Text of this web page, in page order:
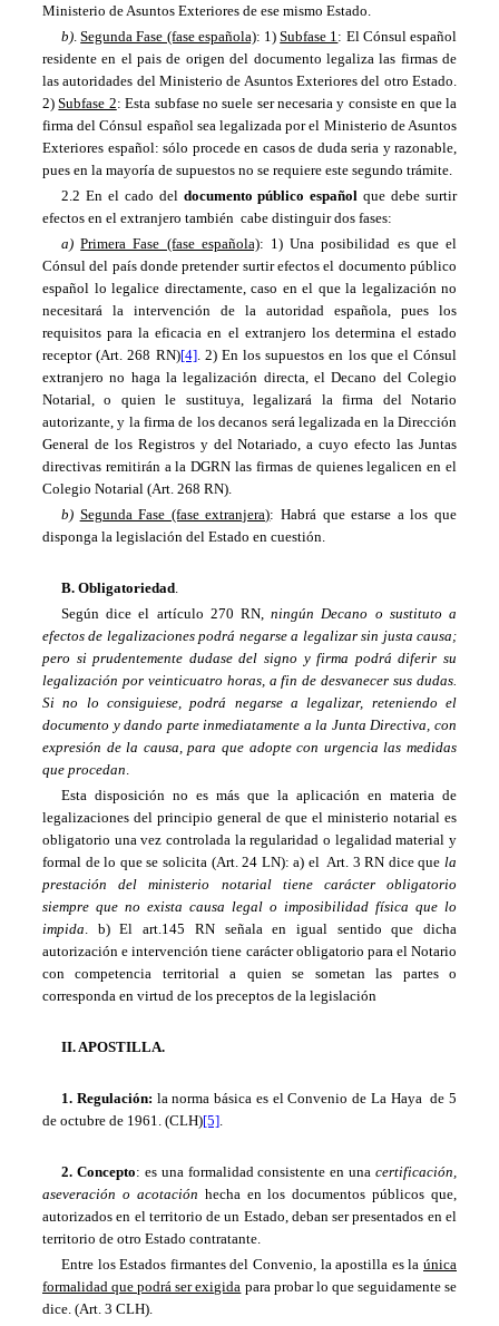
Ministerio de Asuntos Exteriores de ese mismo Estado.
b).Segunda Fase (fase española): 1)Subfase 1: El Cónsul español
residente en el pais de origen del documento legaliza las firmas de
las autoridades del Ministerio de Asuntos Exteriores del otro Estado.
2)Subfase 2: Esta subfase no suele ser necesaria y consiste en que la
firma del Cónsul español sea legalizada por el Ministerio de Asuntos
Exteriores español: sólo procede en casos de duda seria y razonable,
pues en la mayoría de supuestos no se requiere este segundo trámite.
2.2 En el cado del documento público español que debe surtir
efectos en el extranjero también cabe distinguir dos fases:
a) Primera Fase (fase española): 1) Una posibilidad es que el
Cónsul del país donde pretender surtir efectos el documento público
español lo legalice directamente, caso en el que la legalización no
necesitará la intervención de la autoridad española, pues los
requisitos para la eficacia en el extranjero los determina el estado
receptor (Art. 268 RN)[4]. 2) En los supuestos en los que el Cónsul
extranjero no haga la legalización directa, el Decano del Colegio
Notarial, o quien le sustituya, legalizará la firma del Notario
autorizante, y la firma de los decanos será legalizada en la Dirección
General de los Registros y del Notariado, a cuyo efecto las Juntas
directivas remitirán a la DGRN las firmas de quienes legalicen en el
Colegio Notarial (Art. 268 RN).
b) Segunda Fase (fase extranjera): Habrá que estarse a los que
disponga la legislación del Estado en cuestión.
B. Obligatoriedad.
Según dice el artículo 270 RN,ningún Decano o sustituto a
efectos de legalizaciones podrá negarse a legalizar sin justa causa;
pero si prudentemente dudase del signo y firma podrá diferir su
legalización por veinticuatro horas, a fin de desvanecer sus dudas.
Si no lo consiguiese, podrá negarse a legalizar, reteniendo el
documento y dando parte inmediatamente ala Junta Directiva, con
expresión de la causa, para que adopte con urgencia las medidas
que procedan.
Esta disposición no es más que la aplicación en materia de
legalizaciones del principio general de que el ministerio notarial es
obligatorio una vez controlada la regularidad o legalidad material y
formal de lo que se solicita (Art. 24 LN): a) el Art. 3 RN dice que la
prestación del ministerio notarial tiene carácter obligatorio
siempre que no exista causa legal o imposibilidad física que lo
impida. b) El art.145 RN señala en igual sentido que dicha
autorización e intervención tiene carácter obligatorio para el Notario
con competencia territorial a quien se sometan las partes o
corresponda en virtud de los preceptos de la legislación
II. APOSTILLA.
1. Regulación: la norma básica es el Convenio de La Haya de 5
de octubre de 1961. (CLH)[5].
2. Concepto: es una formalidad consistente en una certificación,
aseveración o acotación hecha en los documentos públicos que,
autorizados en el territorio de un Estado, deban ser presentados en el
territorio de otro Estado contratante.
Entre los Estados firmantes del Convenio, la apostilla es la única
formalidad que podrá ser exigida para probar lo que seguidamente se
dice. (Art. 3 CLH).